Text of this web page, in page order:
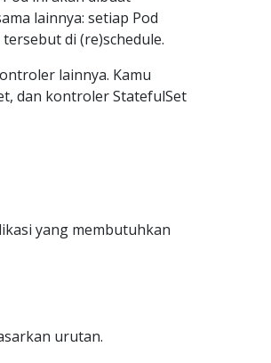
lainnya: setiap Pod
di (re)schedule.
lainnya. Kamu
dan kontroler StatefulSet
yang membutuhkan
urutan.